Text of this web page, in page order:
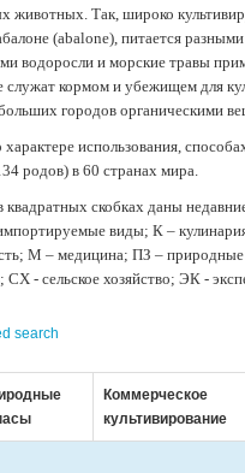
животных. Так, широко
(abalone), питается
водоросли и морские травы
служат кормом и убежищем для
городов органическими
использования,
родов) в 60 странах мира.
квадратных скобках даны
виды; К –
М – медицина; ПЗ –
- сельское хозяйство; ЭК -
search
Коммерческое
культивирование